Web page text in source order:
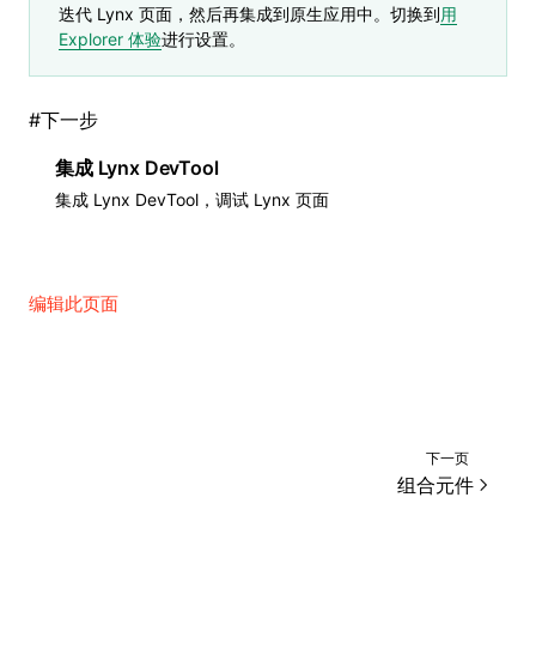
迭代 Lynx 页面，然后再集成到原生应用中。切换到用
Explorer 体验进行设置。
#下一步
集成 Lynx DevTool
集成 Lynx DevTool，调试 Lynx 页面
编辑此页面
下一页
组合元件